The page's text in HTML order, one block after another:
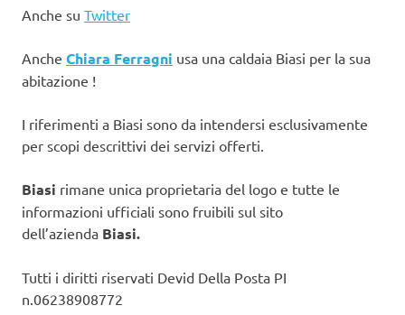
Anche su Twitter
Anche Chiara Ferragni usa una caldaia Biasi per la sua
abitazione !
I riferimenti a Biasi sono da intendersi esclusivamente
per scopi descrittivi dei servizi offerti.
Biasi rimane unica proprietaria del logo e tutte le
informazioni ufficiali sono fruibili sul sito
dell’azienda Biasi.
Tutti i diritti riservati Devid Della Posta PI
n.06238908772